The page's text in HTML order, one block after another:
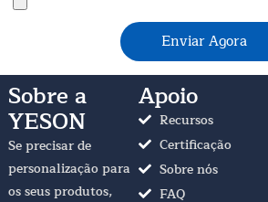
Enviar Agora
Sobre a
YESON
Se precisar de
personalização para
os seus produtos,
Apoio
Recursos
Certificação
Sobre nós
FAQ